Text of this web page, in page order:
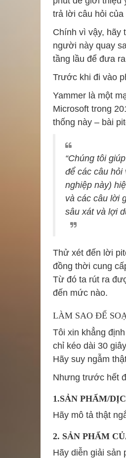
trả lời câu hỏi của
Chính vì vậy,
người này quay
tầng lầu để đưa
Trước khi đi vào
Yammer là một
Microsoft trong
thống này – bài
“Chúng tôi
để các câu hỏi
nghiệp này)
và các câu lời
sâu xát và lợi
Thử xét đến lời
đồng thời cung
Từ đó ta rút ra
đến mức nào.
LÀM SAO ĐỂ
Tôi xin khẳng
chỉ kéo dài 30
Hãy suy ngẫm
Nhưng trước hết
1.SẢN PHẨM/
Hãy mô tả thật
2. SẢN PHẨM
Hãy diễn giải sản